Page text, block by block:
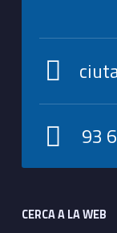
93
CERCA A LA WEB